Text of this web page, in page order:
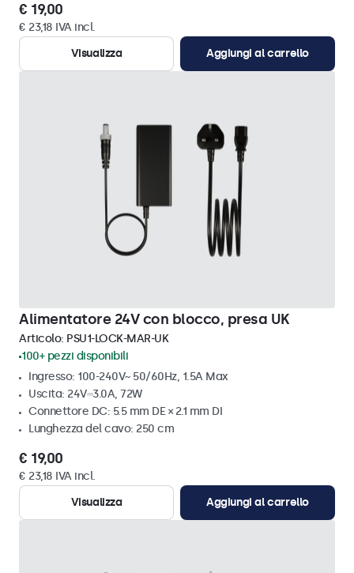
€ 19,00
€ 23,18 IVA incl.
Visualizza
Aggiungi al carrello
Alimentatore 24V con blocco, presa UK
Articolo: PSU1-LOCK-MAR-UK
100+ pezzi disponibili
Ingresso: 100-240V~ 50/60Hz, 1.5A Max
Uscita: 24V⎓3.0A, 72W
Connettore DC: 5.5 mm DE × 2.1 mm DI
Lunghezza del cavo: 250 cm
€ 19,00
€ 23,18 IVA incl.
Visualizza
Aggiungi al carrello